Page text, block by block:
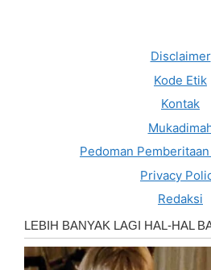
Disclaimer
Kode Etik
Kontak
Pedoman
Privacy
Redaksi